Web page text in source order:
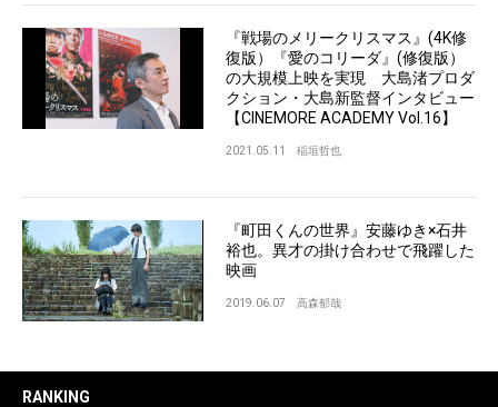
『戦場のメリークリスマス』(4K修
復版）『愛のコリーダ』(修復版）
の大規模上映を実現 大島渚プロダ
クション・大島新監督インタビュー
【CINEMORE ACADEMY Vol.16】
2021.05.11 稲垣哲也
『町田くんの世界』安藤ゆき×石井
裕也。異才の掛け合わせで飛躍した
映画
2019.06.07 高森郁哉
RANKING